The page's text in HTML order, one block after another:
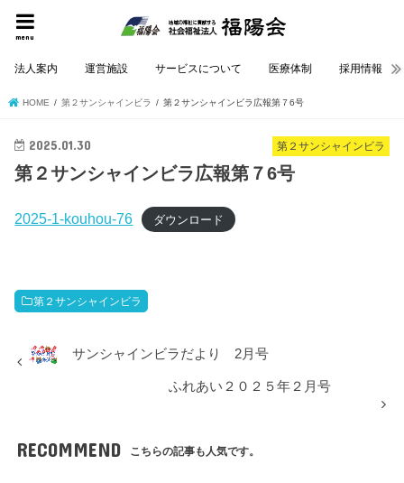
menu
法人案内 運営施設 サービスについて 医療体制 採用情報
HOME 第２サンシャインビラ 第２サンシャインビラ広報第７6号
第２サンシャインビラ
2025.01.30
第２サンシャインビラ広報第７6号
2025-1-kouhou-76 ダウンロード
第２サンシャインビラ
サンシャインビラだより 2月号
ふれあい２０２５年２月号
RECOMMEND こちらの記事も人気です。